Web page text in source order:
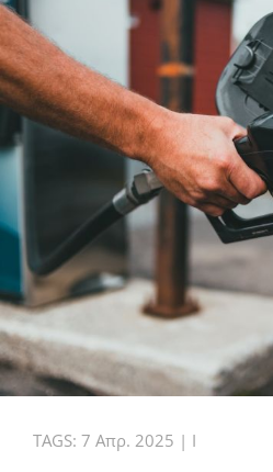
TAGS: 7 Απρ. 2025 | I